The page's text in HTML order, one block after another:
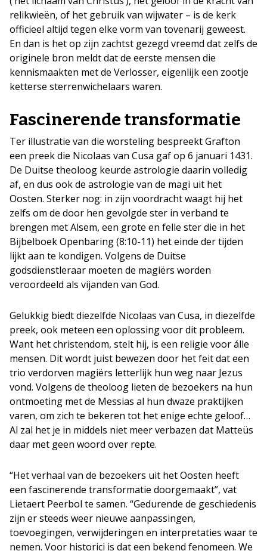
relikwieën, of het gebruik van wijwater – is de kerk
officieel altijd tegen elke vorm van tovenarij geweest.
En dan is het op zijn zachtst gezegd vreemd dat zelfs de
originele bron meldt dat de eerste mensen die
kennismaakten met de Verlosser, eigenlijk een zootje
ketterse sterrenwichelaars waren.
Fascinerende transformatie
Ter illustratie van die worsteling bespreekt Grafton
een preek die Nicolaas van Cusa gaf op 6 januari 1431.
De Duitse theoloog keurde astrologie daarin volledig
af, en dus ook de astrologie van de magi uit het
Oosten. Sterker nog: in zijn voordracht waagt hij het
zelfs om de door hen gevolgde ster in verband te
brengen met Alsem, een grote en felle ster die in het
Bijbelboek Openbaring (8:10-11) het einde der tijden
lijkt aan te kondigen. Volgens de Duitse
godsdienstleraar moeten de magiërs worden
veroordeeld als vijanden van God.
Gelukkig biedt diezelfde Nicolaas van Cusa, in diezelfde
preek, ook meteen een oplossing voor dit probleem.
Want het christendom, stelt hij, is een religie voor álle
mensen. Dit wordt juist bewezen door het feit dat een
trio verdorven magiërs letterlijk hun weg naar Jezus
vond. Volgens de theoloog lieten de bezoekers na hun
ontmoeting met de Messias al hun dwaze praktijken
varen, om zich te bekeren tot het enige echte geloof…
Al zal het je in middels niet meer verbazen dat Matteüs
daar met geen woord over repte.
“Het verhaal van de bezoekers uit het Oosten heeft
een fascinerende transformatie doorgemaakt”, vat
Lietaert Peerbol te samen. “Gedurende de geschiedenis
zijn er steeds weer nieuwe aanpassingen,
toevoegingen, verwijderingen en interpretaties waar te
nemen. Voor historici is dat een bekend fenomeen. We